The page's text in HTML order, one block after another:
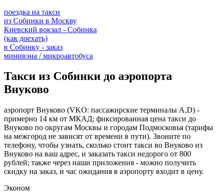
поездка на такси
из Собинки в Москву
Киевский вокзал - Собинка
(как доехать)
в Собинку - заказ
минивэна / микроавтобуса
Такси из Собинки до аэропорта
Внуково
аэропорт Внуково (VKO: пассажирские терминалы A,D) -
примерно 14 км от МКАД; фиксированная цена такси до
Внуково по округам Москвы и городам Подмосковья (тарифы
на межгород не зависят от времени в пути). Звоните по
телефону, чтобы узнать, сколько стоит такси во Внуково из
Внуково на ваш адрес, и заказать такси недорого от 800
рублей; также через наши приложения - можно получить
скидку на заказ, и час ожидания в аэропорту входит в цену.
Эконом